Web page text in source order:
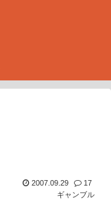
2007.09.29
17
ギャンブル